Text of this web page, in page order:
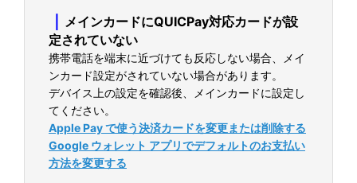
｜ メインカードにQUICPay対応カードが設
定されていない
携帯電話を端末に近づけても反応しない場合、メイ
ンカード設定がされていない場合があります。
デバイス上の設定を確認後、メインカードに設定し
てください。
Apple Pay で使う決済カードを変更または削除する
Google ウォレット アプリでデフォルトのお支払い
方法を変更する